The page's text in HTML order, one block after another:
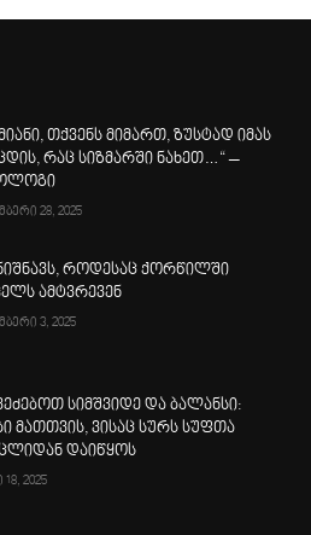
თქვენს მიმართ, ზუსტად იმას
რაც სიზმარში ნახეთ…“ –
28, 2025
როდესაც ქორწილში
ამტვრევენ
3, 2025
სიმშვიდე და ბალანსი:
მათთვის, ვისაც სურს სუფთა
დაიწყოს
18, 2025